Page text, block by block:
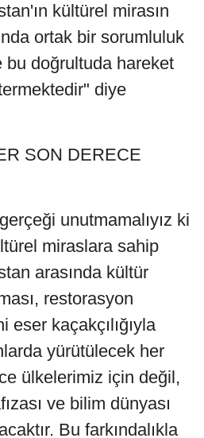
kültürel mirasın
ortak bir sorumluluk
bu doğrultuda hareket
diye
SON DERECE
unutmamalıyız ki
miraslara sahip
arasında kültür
restorasyon
eser kaçakçılığıyla
yürütülecek her
ülkelerimiz için değil,
ve bilim dünyası
Bu farkındalıkla